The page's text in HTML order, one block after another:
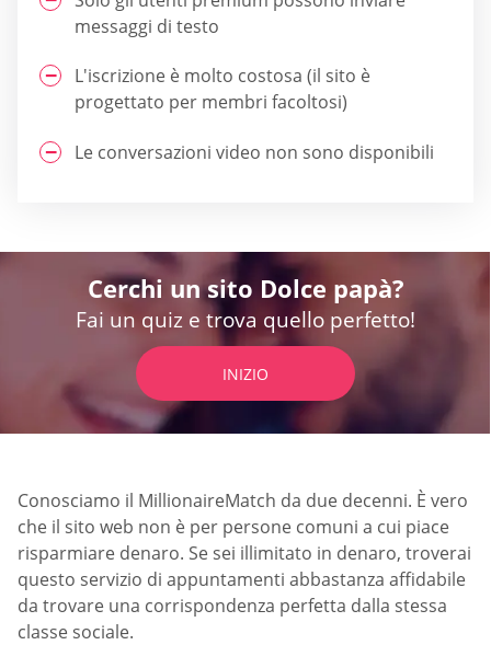
messaggi di testo
L'iscrizione è molto costosa (il sito è
progettato per membri facoltosi)
Le conversazioni video non sono disponibili
Cerchi un sito Dolce papà?
Fai un quiz e trova quello perfetto!
INIZIO
Conosciamo il MillionaireMatch da due decenni. È vero
che il sito web non è per persone comuni a cui piace
risparmiare denaro. Se sei illimitato in denaro, troverai
questo servizio di appuntamenti abbastanza affidabile
da trovare una corrispondenza perfetta dalla stessa
classe sociale.